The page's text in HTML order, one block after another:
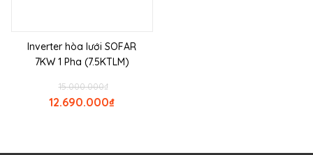
Inverter hòa lưới SOFAR
7KW 1 Pha (7.5KTLM)
₫
15.000.000
₫
12.690.000